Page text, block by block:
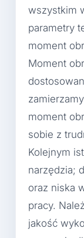
wszystkim
parametry
moment
Moment
moment
sobie z
Kolejnym
narzędzia;
oraz niska
pracy.
jakość